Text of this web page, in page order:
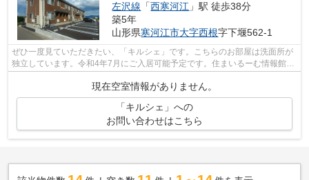
左沢線 「西寒河江 」駅 徒歩38分
築5年
山形県寒河江市大字西根字下堰562-1
ぜひ一度見ていただきたい、「キルシェ」です。こちらのお部屋は洗面所が
独立しています。令和4年7月にご入居可能予定です。住まいるーむ情報館だ
現在空室情報がありません。
「キルシェ」への
お問い合わせはこちら